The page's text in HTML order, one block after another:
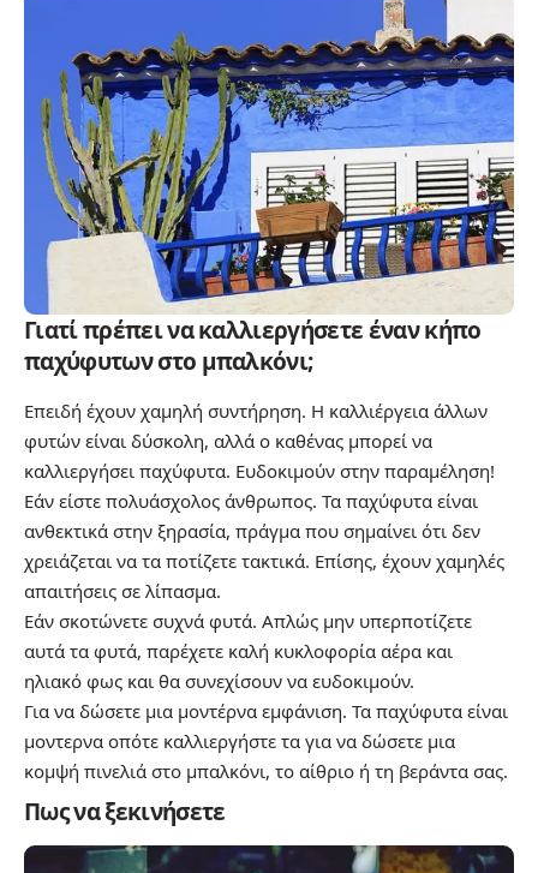
Γιατί πρέπει να καλλιεργήσετε έναν κήπο
παχύφυτων στο μπαλκόνι;
Επειδή έχουν χαμηλή συντήρηση. Η καλλιέργεια άλλων
φυτών είναι δύσκολη, αλλά ο καθένας μπορεί να
καλλιεργήσει παχύφυτα. Ευδοκιμούν στην παραμέληση!
Εάν είστε πολυάσχολος άνθρωπος. Τα παχύφυτα είναι
ανθεκτικά στην ξηρασία, πράγμα που σημαίνει ότι δεν
χρειάζεται να τα ποτίζετε τακτικά. Επίσης, έχουν χαμηλές
απαιτήσεις σε λίπασμα.
Εάν σκοτώνετε συχνά φυτά. Απλώς μην υπερποτίζετε
αυτά τα φυτά, παρέχετε καλή κυκλοφορία αέρα και
ηλιακό φως και θα συνεχίσουν να ευδοκιμούν.
Για να δώσετε μια μοντέρνα εμφάνιση. Τα παχύφυτα είναι
μοντερνα οπότε καλλιεργήστε τα για να δώσετε μια
κομψή πινελιά στο μπαλκόνι, το αίθριο ή τη βεράντα σας.
Πως να ξεκινήσετε